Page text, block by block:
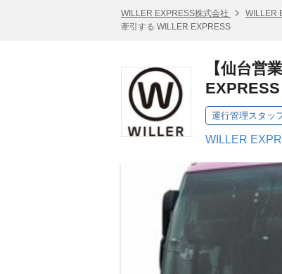
WILLER EXPRESS株式会社 WILLER
牽引する WILLER EXPRESS
【仙台営
EXPRESS
運行管理スタッ
WILLER